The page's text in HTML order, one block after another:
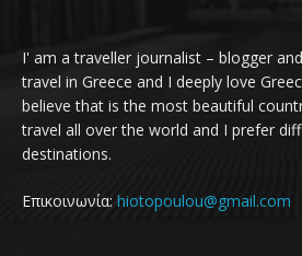
I' am a traveller journalist – blogger
travel in Greece and I deeply love
believe that is the most beautiful
travel all over the world and I prefer
destinations.
Επικοινωνία: hiotopoulou@gmail.com